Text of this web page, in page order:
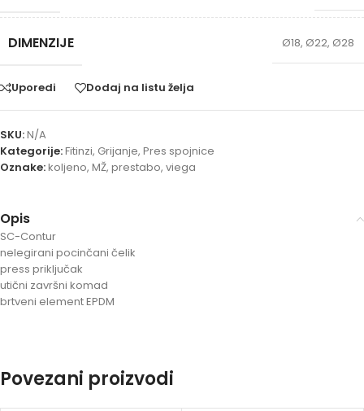
DIMENZIJE Ø18, Ø22, Ø28
Uporedi Dodaj na listu želja
SKU:N/A
Kategorije:Fitinzi, Grijanje, Pres spojnice
Oznake:koljeno, MŽ, prestabo, viega
Opis
SC-Contur
nelegirani pocinčani čelik
press priključak
utični završni komad
brtveni element EPDM
Povezani proizvodi